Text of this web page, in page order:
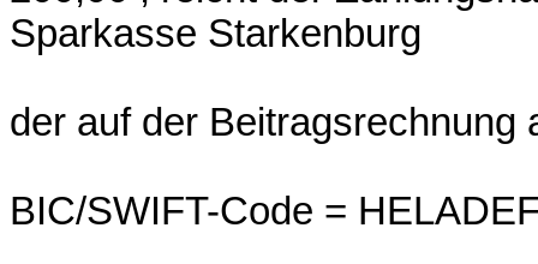
Sparkasse Starkenburg
der auf der Beitragsrechnung
BIC/SWIFT-Code =